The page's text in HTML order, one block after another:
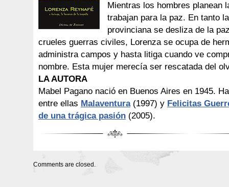
Mientras los hombres planean
trabajan para la paz. En tanto
provinciana se desliza de la
crueles guerras civiles, Lorenza se ocupa de
administra campos y hasta litiga cuando ve
nombre. Esta mujer merecía ser rescatada del
LA AUTORA
Mabel Pagano nació en Buenos Aires en 1945.
entre ellas Malaventura(1997) y Felicitas
de una trágica pasión (2005).
Comments are closed.